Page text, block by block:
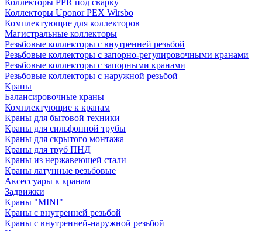
Коллекторы Uponor PEX Wirsbo
Комплектующие для коллекторов
Магистральные коллекторы
Резьбовые коллекторы с внутренней резьбой
Резьбовые коллекторы с запорно-регулировочными кранами
Резьбовые коллекторы с запорными кранами
Резьбовые коллекторы с наружной резьбой
Краны
Балансировочные краны
Комплектующие к кранам
Краны для бытовой техники
Краны для сильфонной трубы
Краны для скрытого монтажа
Краны для труб ПНД
Краны из нержавеющей стали
Краны латунные резьбовые
Аксессуары к кранам
Задвижки
Краны "MINI"
Краны с внутренней резьбой
Краны с внутренней-наружной резьбой